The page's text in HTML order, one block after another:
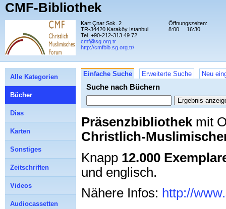
CMF-Bibliothek
Kart Çnar Sok. 2
TR-34420 Karaköy Istanbul
Tel. +90-212-313 49 72
cmf@sg.org.tr
http://cmfbib.sg.org.tr/
Öffnungszeiten:
8:00
16:30
Einfache Suche Erweiterte Suche Neu
Suche nach Büchern
Präsenzbibliothek mit
Christlich-
Knapp 12.000
und englisch.
Nähere Infos: http://
Alle Kategorien
Bücher
Dias
Karten
Sonstiges
Zeitschriften
Videos
Audiocassetten